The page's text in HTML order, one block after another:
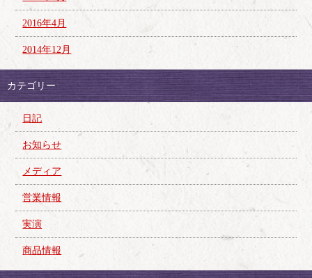
2016年4月
2014年12月
カテゴリー
日記
お知らせ
メディア
営業情報
実演
商品情報